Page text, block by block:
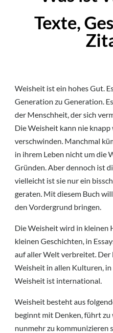
Texte,
Weisheit ist ein hohes Gut.
Generation zu Generation.
der Menschheit, der sich
Die Weisheit kann nie knapp
verschwinden. Manchmal
in ihrem Leben nicht um die
Gründen. Aber dennoch ist
vielleicht ist sie nur ein
geraten. Mit diesem Buch
den Vordergrund bringen.
Die Weisheit wird in kleinen
kleinen Geschichten, in
auf aller Welt verbreitet. Der
Weisheit in allen Kulturen,
Weisheit ist international.
Weisheit besteht aus
beginnt mit Denken, führt zu
nunmehr zu kommunizieren